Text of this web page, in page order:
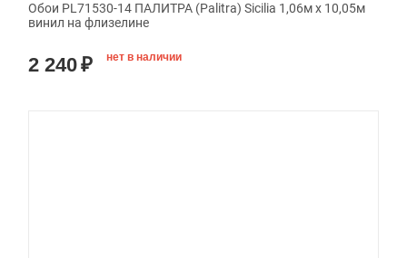
Обои PL71530-14 ПАЛИТРА (Palitra) Sicilia 1,06м х 10,05м
винил на флизелине
2 240₽ нет в наличии